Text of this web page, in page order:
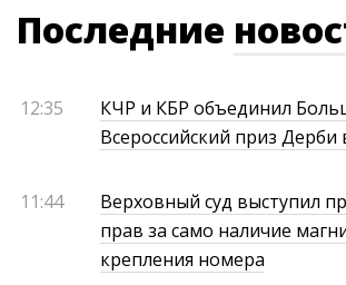
Последние
12:35
КЧР и КБР объединил
Всероссийский приз Дерби
11:44
Верховный суд выступил
прав за само наличие
крепления номера